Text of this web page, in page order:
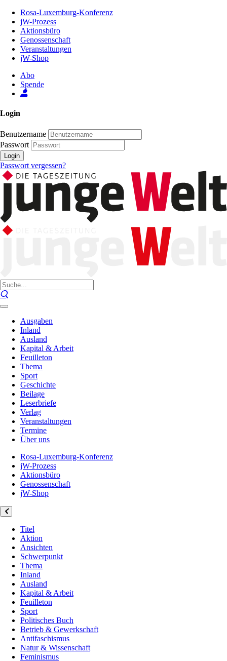
Inhalt
Seite
Rosa-Luxemburg-Konferenz
jW-Prozess
Aktionsbüro
Genossenschaft
Veranstaltungen
jW-Shop
Abo
Spende
Login
Benutzername
Passwort
Login
Passwort vergessen?
Ausgaben
Inland
Ausland
Kapital & Arbeit
Feuilleton
Thema
Sport
Geschichte
Beilage
Leserbriefe
Verlag
Veranstaltungen
Termine
Über uns
Rosa-Luxemburg-Konferenz
jW-Prozess
Aktionsbüro
Genossenschaft
jW-Shop
Titel
Aktion
Ansichten
Schwerpunkt
Thema
Inland
Ausland
Kapital & Arbeit
Feuilleton
Sport
Politisches Buch
Betrieb & Gewerkschaft
Antifaschismus
Natur & Wissenschaft
Feminismus